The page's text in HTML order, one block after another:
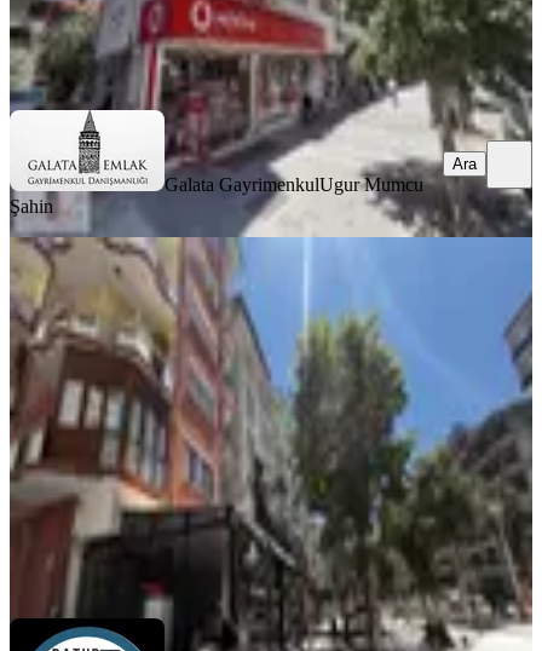
Galata GayrimenkulUgur Mumcu Şahin
Ara
Galata GayrimenkulUgur Mumcu
Şahin
Ara
YENİ
Batur Gayrimenkul'den Kanal
Boyunda Satılık Ara Kat Daire
Battalgazi, Saray Mahallesi
2+1 · 100 m² 5. Kat 05.08.2026
1.790.000 ₺
BTR gayrimenkul CİHAT BATUR